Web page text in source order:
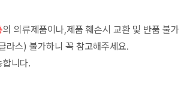
의 의류제품이나,제품 훼손시 교환 및 반품 불가
라스) 불가하니 꼭 참고해주세요.
합니다.